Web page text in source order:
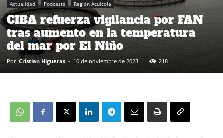
Actualidad Podcasts Región Acuícola
CIBA refuerza vigilancia por FAN
tras aumento en la temperatura
del mar por El Niño
Por Cristian Higueras - 10 de noviembre de 2023 218